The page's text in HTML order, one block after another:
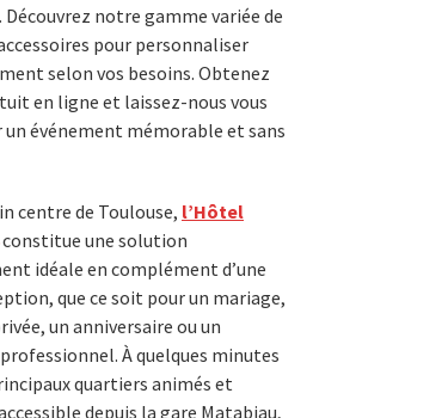
notre gamme variée de
pour personnaliser
selon vos besoins. Obtenez
en ligne et laissez-nous vous
un événement mémorable et sans
centre de Toulouse, l’Hôtel
constitue une solution
idéale en complément d’une
que ce soit pour un mariage,
un anniversaire ou un
À quelques minutes
quartiers animés et
depuis la gare Matabiau,